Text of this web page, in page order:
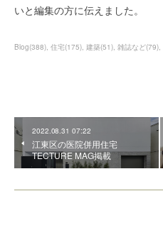
いと編集の方に伝えました。
Blog(388) 住宅(175) 建築(51) 雑誌など(79)
2022.08.31 07:22
江東区の医院併用住宅
TECTURE MAG掲載